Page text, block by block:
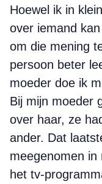
Hoewel ik in
over iemand
om die mening
persoon beter
moeder doe ik
Bij mijn moeder
over haar, ze
ander. Dat
meegenomen
het tv-